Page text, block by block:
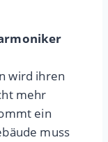
wird ihren
mehr
ein
muss